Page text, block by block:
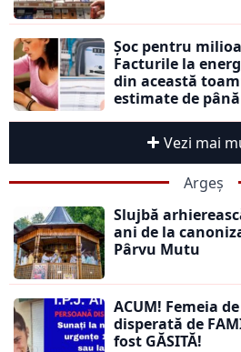
Șoc pentru
Facturile la
din această
estimate de până
Vezi mai
Argeș
Slujbă
ani de la
Pârvu Mutu
ACUM! Femeia
disperată de
fost GĂSITĂ!